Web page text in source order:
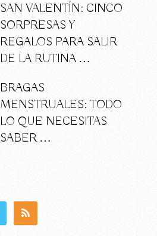
SAN VALENTÍN: CINCO
SORPRESAS Y
REGALOS PARA SALIR
DE LA RUTINA …
BRAGAS
MENSTRUALES: TODO
LO QUE NECESITAS
SABER …